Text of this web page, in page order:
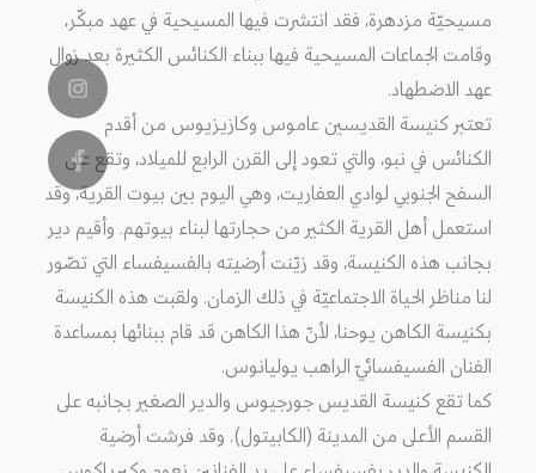
مسيحيّة مزدهرة، فقد انتشرت فيها المسيحية في عهد مبكّر،
وقامت الجماعات المسيحية فيها ببناء الكنائس الكثيرة بعد زوال
عهد الاضطهاد.
تعتبر كنيسة القديسين عاموس وكازيزيوس من أقدم
الكنائس في نبو، والتي تعود إلى القرن الرابع للميلاد، وتقع على
السفح الجنوبي لوادي العفاريت، وهي اليوم بين بيوت القرية، وقد
استعمل أهل القرية الكثير من حجارتها لبناء بيوتهم. وأقيم دير
بجانب هذه الكنيسة، وقد زيّنت أرضيته بالفسيفساء التي تصّور
لنا مناظر الحياة الاجتماعيّة في ذلك الزمان. ولقبت هذه الكنيسة
بكنيسة الكاهن يوحنا، لأنّ هذا الكاهن قد قام ببنائها بمساعدة
الفنان الفسيفسائيّ الراهب يوليانوس.
كما تقع كنيسة القديس جورجيوس والدير الصغير بجانبه على
القسم الأعلى من المدينة (الكابيتول). وقد فرشت أرضية